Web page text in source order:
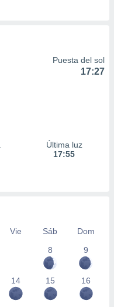
Puesta del sol
17:27
Última luz
17:55
Vie Sáb
Dom
8
9
14 15 16